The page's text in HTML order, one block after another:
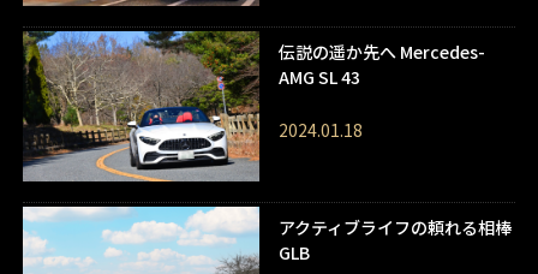
伝説の遥か先へ Mercedes-
AMG SL 43
2024.01.18
アクティブライフの頼れる相棒
GLB